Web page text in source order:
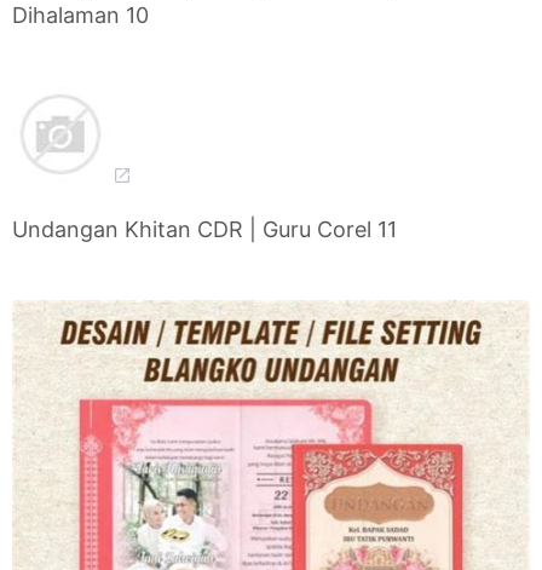
Dihalaman 10
Undangan Khitan CDR | Guru Corel 11